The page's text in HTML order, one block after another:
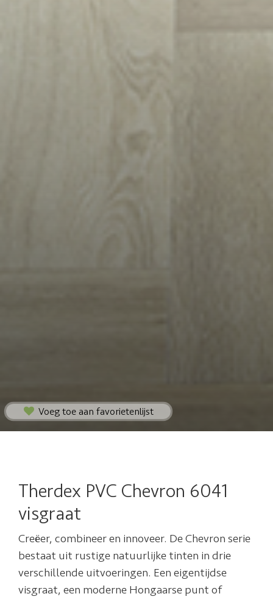
Voeg toe aan favorietenlijst
Therdex PVC Chevron 6041
visgraat
Creëer, combineer en innoveer. De Chevron serie
bestaat uit rustige natuurlijke tinten in drie
verschillende uitvoeringen. Een eigentijdse
visgraat, een moderne Hongaarse punt of